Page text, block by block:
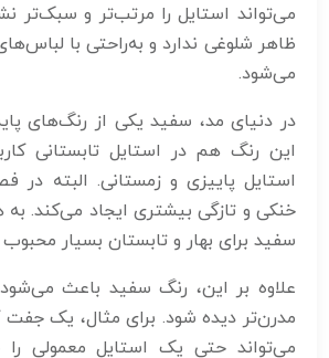
می‌تواند استایل را مرتب‌تر و سبک‌تر
ظاهر شلوغی ندارد و به‌راحتی با
می‌شود.
در دنیای مد، سفید یکی از رنگ‌های
این رنگ هم در استایل تابستانی
استایل پاییزی و زمستانی. البته
خنکی و تازگی بیشتری ایجاد می‌کند. به
سفید برای بهار و تابستان بسیار
علاوه بر این، رنگ سفید باعث
مدرن‌تر دیده شود. برای مثال، یک
می‌تواند حتی یک استایل معمولی را